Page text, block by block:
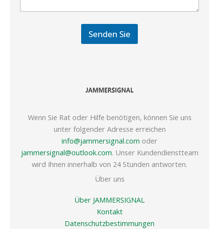
Senden Sie
Wenn Sie Rat oder Hilfe benötigen, können Sie uns
unter folgender Adresse erreichen
info@jammersignal.com oder
jammersignal@outlook.com. Unser Kundendienstteam
wird Ihnen innerhalb von 24 Stunden antworten.
Über uns
Über JAMMERSIGNAL
Kontakt
Datenschutzbestimmungen